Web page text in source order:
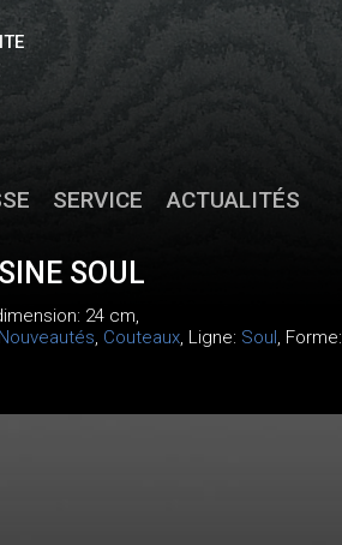
SERVICE ACTUALITÉS
SOUL
24 cm,
Nouveautés, Couteaux, Ligne: Soul, Forme: